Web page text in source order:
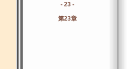
- 23 -
第23章